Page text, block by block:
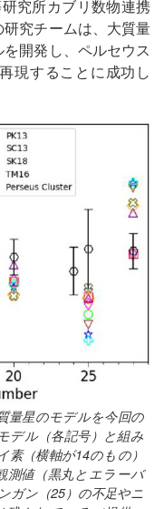
究所カブリ数物連携
究チームは、大質量
開発し、ペルセウス
現することに成功し
量星のモデルを今回の
デル（各記号）と組み
素（横軸が14のもの）
測値（黒丸とエラーバ
ガン（25）の不足やニ